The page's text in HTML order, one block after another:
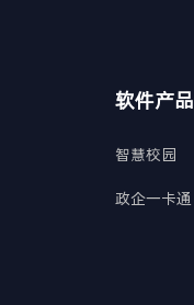
软件产品
智慧校园
政企一卡通